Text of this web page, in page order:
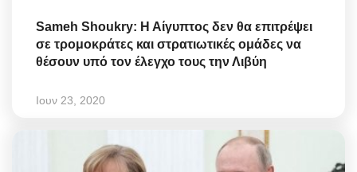
Sameh Shoukry: Η Αίγυπτος δεν θα επιτρέψει
σε τρομοκράτες και στρατιωτικές ομάδες να
θέσουν υπό τον έλεγχο τους την Λιβύη
Ιουν 23, 2020